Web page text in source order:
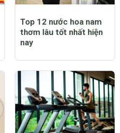
Top 12 nước hoa nam
thơm lâu tốt nhất hiện
nay